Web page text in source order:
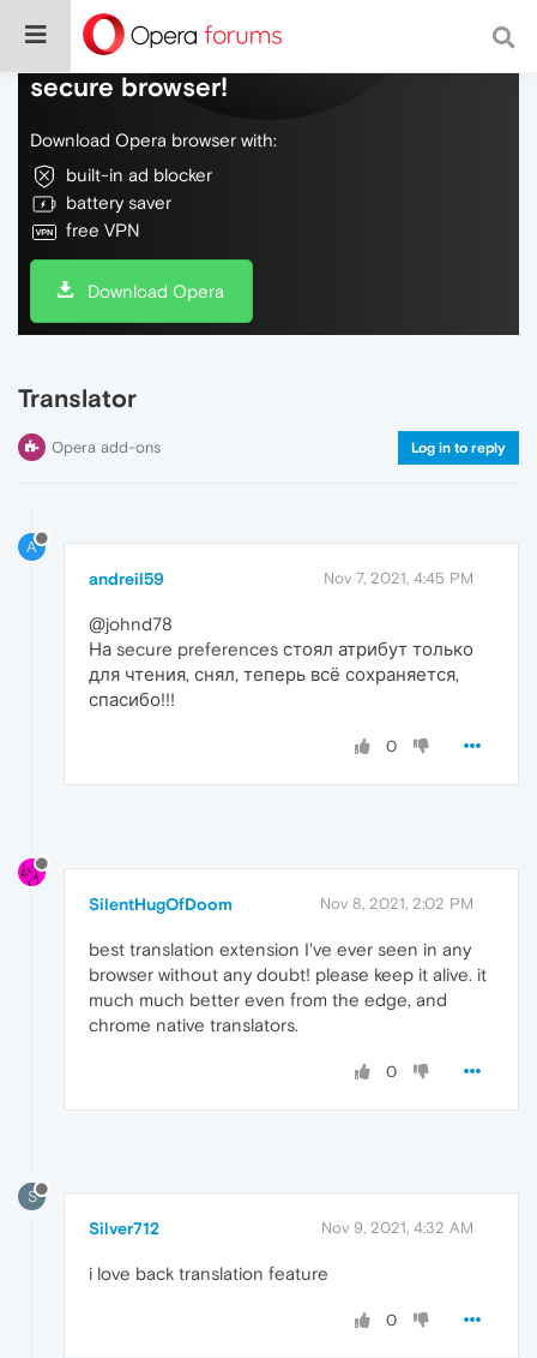
Do more on the web, with a fast and
secure browser!
Download Opera browser with:
built-in ad blocker
battery saver
free VPN
Download Opera
Translator
Opera add-ons Log in to reply
A
andreil59 Nov 7, 2021, 4:45 PM
@johnd78
На secure preferences стоял атрибут только
для чтения, снял, теперь всё сохраняется,
спасибо!!!
0
SilentHugOfDoom Nov 8, 2021, 2:02 PM
best translation extension I've ever seen in any
browser without any doubt! please keep it alive. it
much much better even from the edge, and
chrome native translators.
0
S
Silver712 Nov 9, 2021, 4:32 AM
i love back translation feature
0